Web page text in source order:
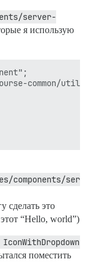
server-
я использую
common/
components/ser
сделать это
“Hello, world”)
поместить